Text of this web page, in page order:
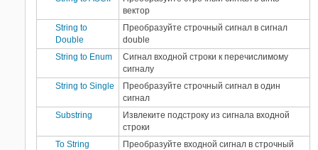
вектор
String to
Double
Преобразуйте строчный сигнал в сигнал
double
String to Enum
Сигнал входной строки к перечислимому
сигналу
String to Single
Преобразуйте строчный сигнал в один
сигнал
Substring
Извлеките подстроку из сигнала входной
строки
To String
Преобразуйте входной сигнал в строчный